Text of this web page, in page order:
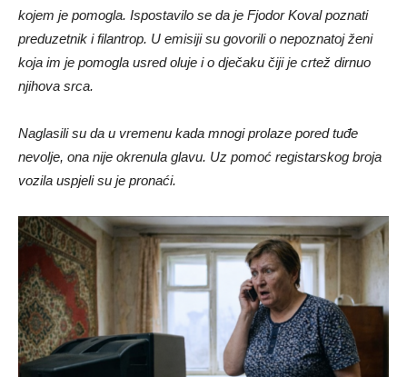
kojem je pomogla. Ispostavilo se da je Fjodor Koval poznati
preduzetnik i filantrop. U emisiji su govorili o nepoznatoj ženi
koja im je pomogla usred oluje i o dječaku čiji je crtež dirnuo
njihova srca.
Naglasili su da u vremenu kada mnogi prolaze pored tuđe
nevolje, ona nije okrenula glavu. Uz pomoć registarskog broja
vozila uspjeli su je pronaći.